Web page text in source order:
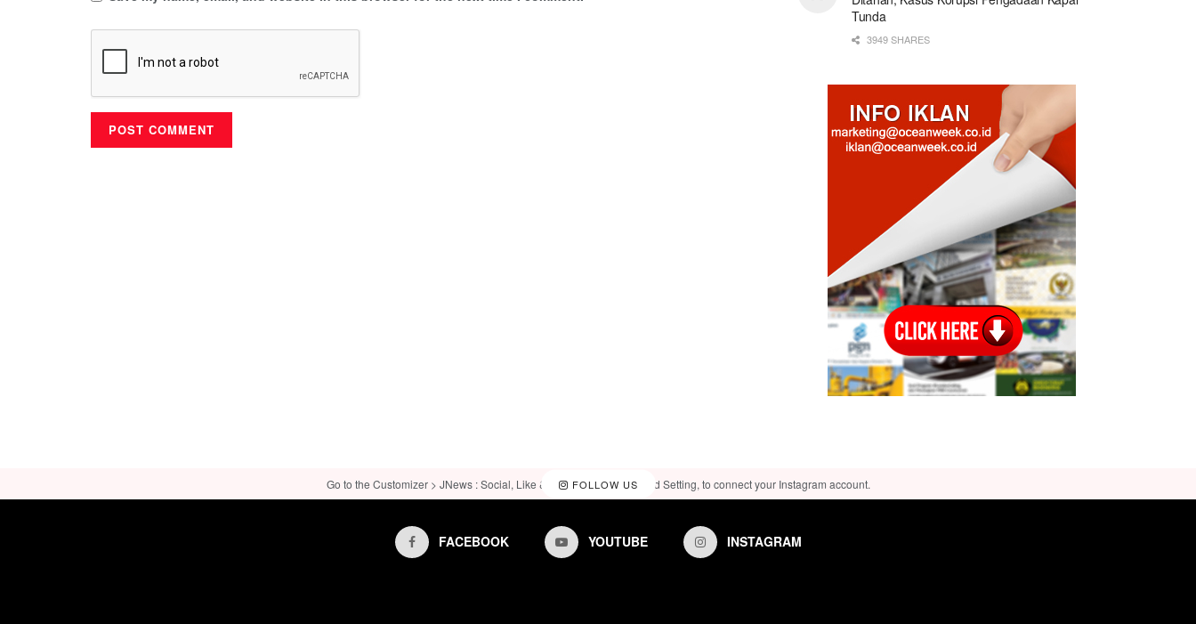
Tunda
3949 SHARES
FOLLOW US
Go to the Customizer > JNews : Social, Like & View > Instagram Feed Setting, to connect your Instagram account.
FACEBOOK YOUTUBE INSTAGRAM